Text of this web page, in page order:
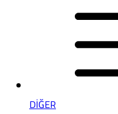
DİĞER